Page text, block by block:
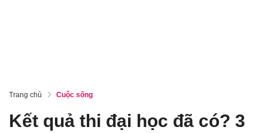
Trang chủ Cuộc sống
Kết quả thi đại học đã có? 3